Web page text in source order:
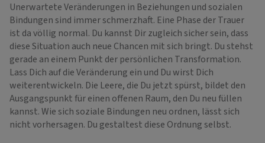
Unerwartete Veränderungen in Beziehungen und sozialen
Bindungen sind immer schmerzhaft. Eine Phase der Trauer
ist da völlig normal. Du kannst Dir zugleich sicher sein, dass
diese Situation auch neue Chancen mit sich bringt. Du stehst
gerade an einem Punkt der persönlichen Transformation.
Lass Dich auf die Veränderung ein und Du wirst Dich
weiterentwickeln. Die Leere, die Du jetzt spürst, bildet den
Ausgangspunkt für einen offenen Raum, den Du neu füllen
kannst. Wie sich soziale Bindungen neu ordnen, lässt sich
nicht vorhersagen. Du gestaltest diese Ordnung selbst.